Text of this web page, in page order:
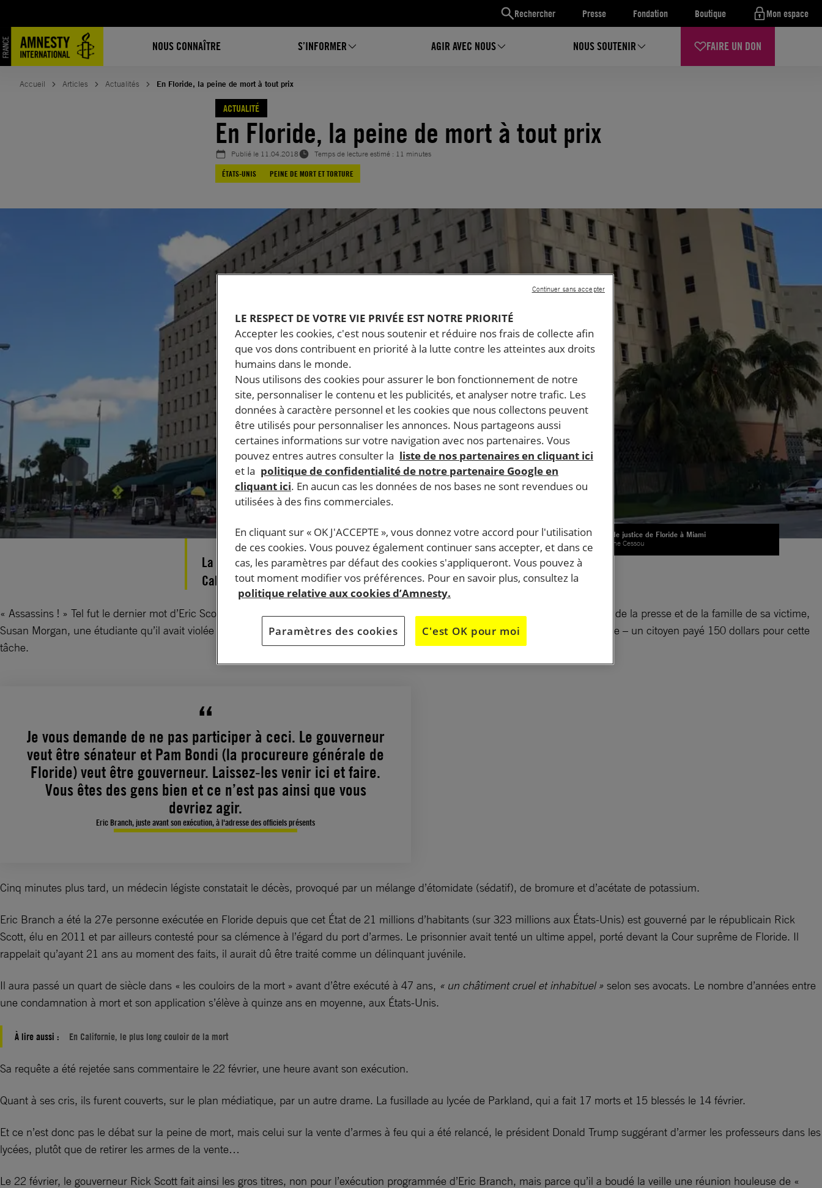
Rechercher Presse Fondation Boutique Mon espace
NOUS CONNAÎTRE S’INFORMER AGIR AVEC NOUS NOUS SOUTENIR FAIRE UN DON
contenu
Accueil Articles Actualités En Floride, la peine de mort à tout prix
ACTUALITÉ
En Floride, la peine de mort à tout prix
Publié le 11.04.2018
Temps de lecture estimé : 11 minutes
ÉTATS-UNIS
PEINE DE MORT ET TORTURE
Palais de justice de Floride à Miami
© Sabine Cessou
La Floride « conservatrice » revendique la peine capitale. Et la
Californie « progressiste » y reste paradoxalement attachée.
« Assassins ! » Tel fut le dernier mot d’Eric Scott Branch, exécuté le 22 février 2018 à la prison de Raiford, en Floride. Sous les yeux de la presse et de la famille de sa victime,
Susan Morgan, une étudiante qu’il avait violée et tuée en 1993, une injection mortelle lui a été administrée par un bourreau anonyme – un citoyen payé 150 dollars pour cette
tâche.
Je vous demande de ne pas participer à ceci. Le gouverneur
veut être sénateur et Pam Bondi (la procureure générale de
Floride) veut être gouverneur. Laissez-les venir ici et faire.
Vous êtes des gens bien et ce n’est pas ainsi que vous
devriez agir.
Eric Branch, juste avant son exécution, à l'adresse des officiels présents
Cinq minutes plus tard, un médecin légiste constatait le décès, provoqué par un mélange d’étomidate (sédatif), de bromure et d’acétate de potassium.
Eric Branch a été la 27e personne exécutée en Floride depuis que cet État de 21 millions d’habitants (sur 323 millions aux États-Unis) est gouverné par le républicain Rick
Scott, élu en 2011 et par ailleurs contesté pour sa clémence à l’égard du port d’armes. Le prisonnier avait tenté un ultime appel, porté devant la Cour suprême de Floride. Il
rappelait qu’ayant 21 ans au moment des faits, il aurait dû être traité comme un délinquant juvénile.
Il aura passé un quart de siècle dans « les couloirs de la mort » avant d’être exécuté à 47 ans, « un châtiment cruel et inhabituel » selon ses avocats. Le nombre d’années entre
une condamnation à mort et son application s’élève à quinze ans en moyenne, aux États-Unis.
À lire aussi : En Californie, le plus long couloir de la mort
Sa requête a été rejetée sans commentaire le 22 février, une heure avant son exécution.
Quant à ses cris, ils furent couverts, sur le plan médiatique, par un autre drame. La fusillade au lycée de Parkland, qui a fait 17 morts et 15 blessés le 14 février.
Et ce n’est donc pas le débat sur la peine de mort, mais celui sur la vente d’armes à feu qui a été relancé, le président Donald Trump suggérant d’armer les professeurs dans les
lycées, plutôt que de retirer les armes de la vente…
Le 22 février, le gouverneur Rick Scott fait ainsi les gros titres, non pour l’exécution programmée d’Eric Branch, mais parce qu’il a boudé la veille une réunion houleuse de «
LE RESPECT DE VOTRE VIE PRIVÉE EST NOTRE PRIORITÉ
Accepter les cookies, c'est nous soutenir et réduire nos frais de collecte afin
que vos dons contribuent en priorité à la lutte contre les atteintes aux droits
humains dans le monde.
Nous utilisons des cookies pour assurer le bon fonctionnement de notre
site, personnaliser le contenu et les publicités, et analyser notre trafic. Les
données à caractère personnel et les cookies que nous collectons peuvent
être utilisés pour personnaliser les annonces. Nous partageons aussi
certaines informations sur votre navigation avec nos partenaires. Vous
pouvez entres autres consulter la liste de nos partenaires en cliquant ici
et la politique de confidentialité de notre partenaire Google en
cliquant ici. En aucun cas les données de nos bases ne sont revendues ou
utilisées à des fins commerciales.
En cliquant sur « OK J'ACCEPTE », vous donnez votre accord pour l'utilisation
de ces cookies. Vous pouvez également continuer sans accepter, et dans ce
cas, les paramètres par défaut des cookies s'appliqueront. Vous pouvez à
tout moment modifier vos préférences. Pour en savoir plus, consultez la
politique relative aux cookies d’Amnesty.
Paramètres des cookies C'est OK pour moi
Continuer sans accepter